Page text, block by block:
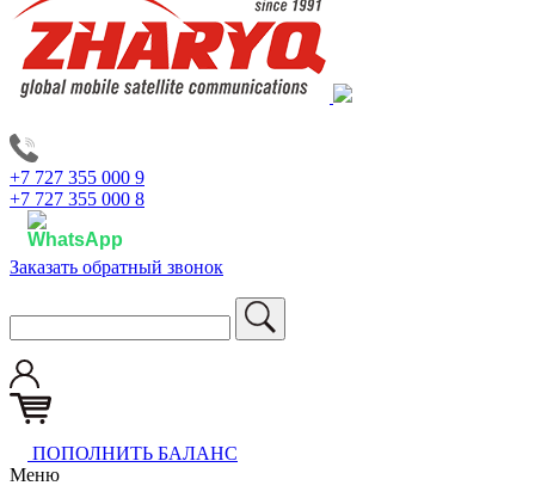
+7 727 355 000 9
+7 727 355 000 8
Заказать обратный звонок
ПОПОЛНИТЬ БАЛАНС
Меню